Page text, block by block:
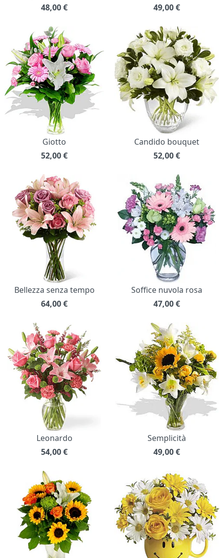
48,00€
49,00€
Giotto
52,00€
Candido bouquet
52,00€
Bellezza senza tempo
64,00€
Soffice nuvola rosa
47,00€
Leonardo
54,00€
Semplicità
49,00€